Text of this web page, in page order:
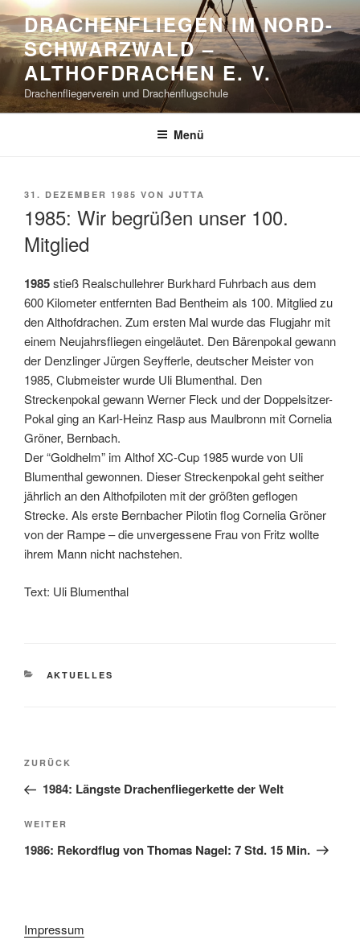
Zum
Inhalt
springen
DRACHENFLIEGEN IM NORD-
SCHWARZWALD –
ALTHOFDRACHEN E. V.
Drachenfliegerverein und Drachenflugschule
Menü
VERÖFFENTLICHT
31. DEZEMBER 1985 VON JUTTA
1985: Wir begrüßen unser 100.
Mitglied
1985stieß Realschullehrer Burkhard Fuhrbach aus dem
600 Kilometer entfernten Bad Bentheim als 100. Mitglied zu
den Althofdrachen. Zum ersten Mal wurde das Flugjahr mit
einem Neujahrsfliegen eingeläutet. Den Bärenpokal gewann
der Denzlinger Jürgen Seyfferle, deutscher Meister von
1985, Clubmeister wurde Uli Blumenthal. Den
Streckenpokal gewann Werner Fleck und der Doppelsitzer-
Pokal ging an Karl-Heinz Rasp aus Maulbronn mit Cornelia
Gröner, Bernbach.
Der “Goldhelm” im Althof XC-Cup 1985 wurde von Uli
Blumenthal gewonnen. Dieser Streckenpokal geht seither
jährlich an den Althofpiloten mit der größten geflogen
Strecke. Als erste Bernbacher Pilotin flog Cornelia Gröner
von der Rampe – die unvergessene Frau von Fritz wollte
ihrem Mann nicht nachstehen.
Text: Uli Blumenthal
KATEGORIEN
AKTUELLES
Beitragsnavigation
Vorheriger
Beitrag
ZURÜCK
1984: Längste Drachenfliegerkette der Welt
Nächster
Beitrag
WEITER
1986: Rekordflug von Thomas Nagel: 7 Std. 15 Min.
Impressum